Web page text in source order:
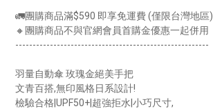
🚛團購商品滿$590 即享免運費 (僅限台灣地區)
🔸團購商品不與官網會員首購金優惠一起併用
--------------------------------------------------------
羽量自動傘 玫瑰金絕美手把
文青百搭,無印風格日系設計!
檢驗合格|UPF50+|超強拒水|小巧尺寸,